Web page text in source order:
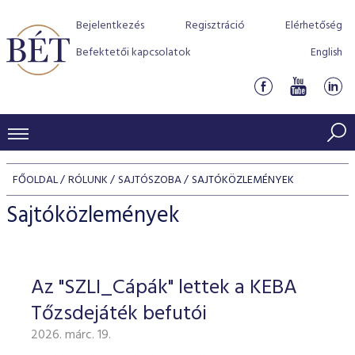
Bejelentkezés Regisztráció
Elérhetőség
Befektetői kapcsolatok
English
KERESKEDÉSI ADATOK
INDEXEK
Jelzáloglevél indexek
Vállalati kötvény indexek
Azonnali Piac
Részvények
Származékos piac
BEFEKTETŐK
Részvény szekció
Hitelpapír szekció
BÉT szabályzatok
Befektetővédelem
Alkalmazott díjstruktúra
Elszámolás
Részvény és vállalati kötvény tőzsdei bevezetését
program
BÉT Xtend - Részvénypiac egyszerűen
TŐZSDETAGOK
Tőzsdetagok, üzletkötők
VENDOROK
FŐOLDAL RÓLUNK SAJTÓSZOBA SAJTÓKÖZLEMÉNYEK
Sajtóközlemények
Az "SZLI_Cápák" lettek a KEBA
Tőzsdejáték befutói
2026. márc. 19.